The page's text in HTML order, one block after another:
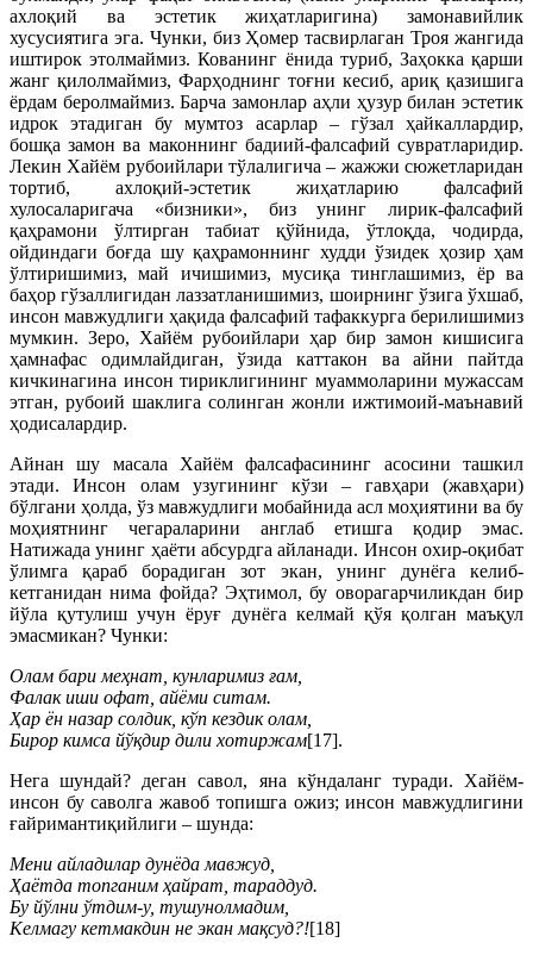
ахлоқий ва эстетик жиҳатларигина) замонавийлик
хусусиятига эга. Чунки, биз Ҳомер тасвирлаган Троя жангида
иштирок этолмаймиз. Кованинг ёнида туриб, Заҳокка қарши
жанг қилолмаймиз, Фарҳоднинг тоғни кесиб, ариқ қазишига
ёрдам беролмаймиз. Барча замонлар аҳли ҳузур билан эстетик
идрок этадиган бу мумтоз асарлар – гўзал ҳайкаллардир,
бошқа замон ва маконнинг бадиий-фалсафий сувратларидир.
Лекин Хайём рубоийлари тўлалигича – жажжи сюжетларидан
тортиб, ахлоқий-эстетик жиҳатларию фалсафий
хулосаларигача «бизники», биз унинг лирик-фалсафий
қаҳрамони ўлтирган табиат қўйнида, ўтлоқда, чодирда,
ойдиндаги боғда шу қаҳрамоннинг худди ўзидек ҳозир ҳам
ўлтиришимиз, май ичишимиз, мусиқа тинглашимиз, ёр ва
баҳор гўзаллигидан лаззатланишимиз, шоирнинг ўзига ўхшаб,
инсон мавжудлиги ҳақида фалсафий тафаккурга берилишимиз
мумкин. Зеро, Хайём рубоийлари ҳар бир замон кишисига
ҳамнафас одимлайдиган, ўзида каттакон ва айни пайтда
кичкинагина инсон тириклигининг муаммоларини мужассам
этган, рубоий шаклига солинган жонли ижтимоий-маънавий
ҳодисалардир.
Айнан шу масала Хайём фалсафасининг асосини ташкил
этади. Инсон олам узугининг кўзи – гавҳари (жавҳари)
бўлгани ҳолда, ўз мавжудлиги мобайнида асл моҳиятини ва бу
моҳиятнинг чегараларини англаб етишга қодир эмас.
Натижада унинг ҳаёти абсурдга айланади. Инсон охир-оқибат
ўлимга қараб борадиган зот экан, унинг дунёга келиб-
кетганидан нима фойда? Эҳтимол, бу оворагарчиликдан бир
йўла қутулиш учун ёруғ дунёга келмай қўя қолган маъқул
эмасмикан? Чунки:
Олам бари меҳнат, кунларимиз ғам,
Фалак иши офат, айёми ситам.
Ҳар ён назар солдик, кўп кездик олам,
Бирор кимса йўқдир дили хотиржам[17].
Нега шундай? деган савол, яна кўндаланг туради. Хайём-
инсон бу саволга жавоб топишга ожиз; инсон мавжудлигини
ғайримантиқийлиги – шунда:
Мени айладилар дунёда мавжуд,
Ҳаётда топганим ҳайрат, тараддуд.
Бу йўлни ўтдим-у, тушунолмадим,
Келмагу кетмакдин не экан мақсуд?![18]